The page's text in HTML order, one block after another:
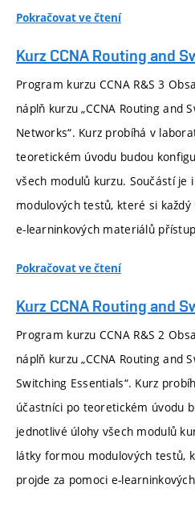
Pokračovat ve čtení
Kurz CCNA Routing and
Program kurzu CCNA R&S 3
náplň kurzu „CCNA Routing and
Networks“. Kurz probíhá v
teoretickém úvodu budou
všech modulů kurzu. Součástí je
modulových testů, které si
e-learninkových materiálů
Pokračovat ve čtení
Kurz CCNA Routing and
Program kurzu CCNA R&S 2
náplň kurzu „CCNA Routing and
Switching Essentials“. Kurz
účastníci po teoretickém úvodu
jednotlivé úlohy všech modulů
látky formou modulových testů,
projde za pomoci e-